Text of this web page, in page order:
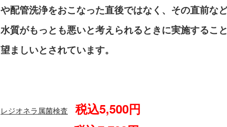
や配管洗浄をおこなった直後ではなく、その直前な
水質がもっとも悪いと考えられるときに実施するこ
望ましいとされています。
レジオネラ属菌検査 税込5,500円